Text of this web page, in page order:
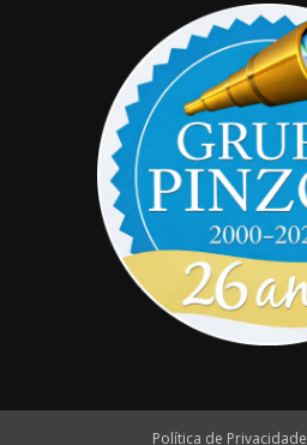
Política de Privacidade